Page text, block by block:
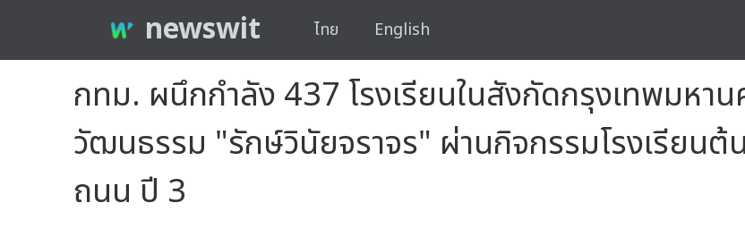
newswit ไทย English
กทม. ผนึกกำลัง 437 โรงเรียนในสังกัดกรุงเทพมหา
วัฒนธรรม "รักษ์วินัยจราจร" ผ่านกิจกรรมโรงเรียน
ถนน ปี 3